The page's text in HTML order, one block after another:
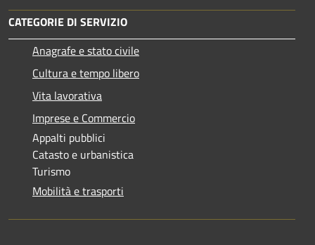
CATEGORIE DI SERVIZIO
Anagrafe e stato civile
Cultura e tempo libero
Vita lavorativa
Imprese e Commercio
Appalti pubblici
Catasto e urbanistica
Turismo
Mobilità e trasporti